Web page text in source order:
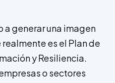
a generar una imagen
es el Plan de
y Resiliencia.
o sectores